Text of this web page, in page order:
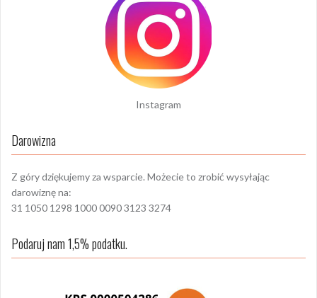
Instagram
Darowizna
Z góry dziękujemy za wsparcie. Możecie to zrobić wysyłając
darowiznę na:
31 1050 1298 1000 0090 3123 3274
Podaruj nam 1,5% podatku.